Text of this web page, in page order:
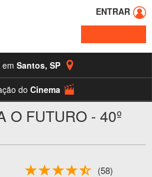
ENTRAR
em Santos, SP
do Cinema
O FUTURO - 40º
(58)